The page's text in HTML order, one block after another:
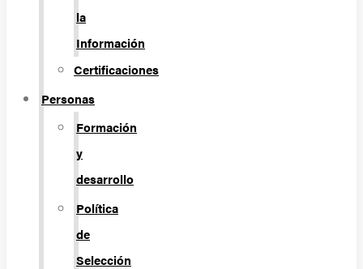
la
Información
Certificaciones
Personas
Formación
y
desarrollo
Política
de
Selección